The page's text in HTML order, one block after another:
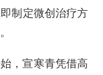
制定微创治疗方
，宣寒青凭借高